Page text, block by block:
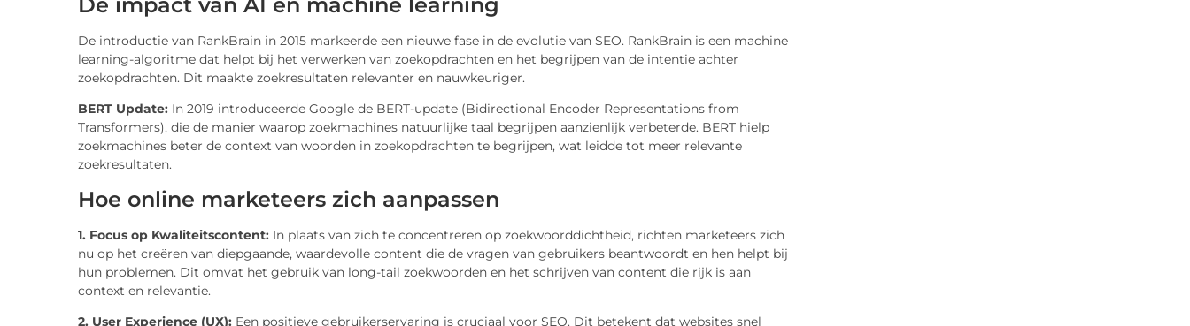
De introductie van RankBrain in 2015 markeerde een nieuwe fase in de evolutie van SEO. RankBrain is een machine
learning-algoritme dat helpt bij het verwerken van zoekopdrachten en het begrijpen van de intentie achter
zoekopdrachten. Dit maakte zoekresultaten relevanter en nauwkeuriger.
BERT Update: In 2019 introduceerde Google de BERT-update (Bidirectional Encoder Representations from
Transformers), die de manier waarop zoekmachines natuurlijke taal begrijpen aanzienlijk verbeterde. BERT hielp
zoekmachines beter de context van woorden in zoekopdrachten te begrijpen, wat leidde tot meer relevante
zoekresultaten.
Hoe online marketeers zich aanpassen
1. Focus op Kwaliteitscontent: In plaats van zich te concentreren op zoekwoorddichtheid, richten marketeers zich
nu op het creëren van diepgaande, waardevolle content die de vragen van gebruikers beantwoordt en hen helpt bij
hun problemen. Dit omvat het gebruik van long-tail zoekwoorden en het schrijven van content die rijk is aan
context en relevantie.
2. User Experience (UX): Een positieve gebruikerservaring is cruciaal voor SEO. Dit betekent dat websites snel